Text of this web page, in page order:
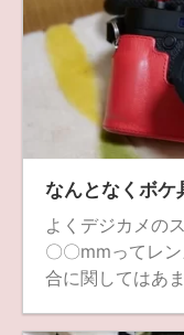
なんとなくボケ
よくデジカメの
〇〇mmってレ
合に関してはあ